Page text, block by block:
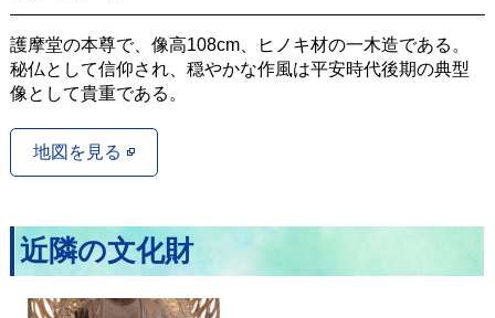
護摩堂の本尊で、像高108cm、ヒノキ材の一木造である。
秘仏として信仰され、穏やかな作風は平安時代後期の典型
像として貴重である。
地図を見る
近隣の文化財